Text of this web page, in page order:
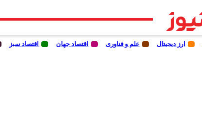
ارز دیجیتال علم و فناوری اقتصاد جهان اقتصاد سبز